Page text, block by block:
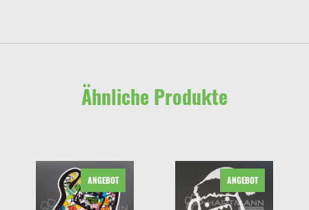
Ähnliche Produkte
ANGEBOT ANGEBOT